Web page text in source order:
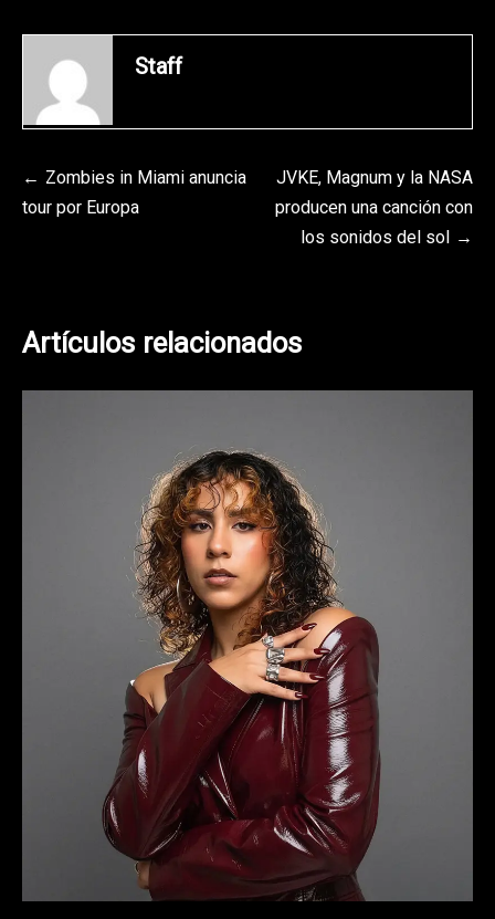
Staff
Navegación
de
Zombies in Miami anuncia
tour por Europa
JVKE, Magnum y la NASA
producen una canción con
los sonidos del sol
Artículos relacionados